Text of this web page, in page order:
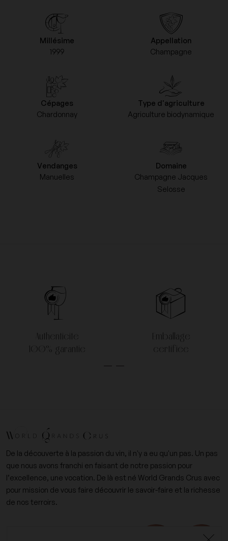
Millésime
1999
Appellation
Champagne
Cépages
Chardonnay
Type d'agriculture
Agriculture biodynamique
Vendanges
Manuelles
Domaine
Champagne Jacques
Selosse
Authenticité
100% garantie
Emballage
certifiée
De la découverte à la passion du vin, il n'y a eu qu'un pas. Un pas
que nous avons franchi en faisant de notre passion pour
l’excellence, une vocation. De là est né World Grands Crus avec
pour mission de vous faire découvrir le savoir-faire et la richesse
de nos terroirs.